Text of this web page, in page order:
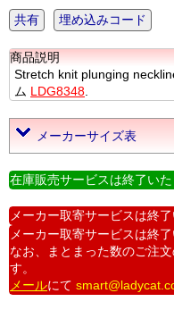
共有 埋め込みコード
商品説明
Stretch knit plunging
ム LDG8348
メーカーサイズ表
在庫販売サービスは終了い
メーカー取寄サービスは終
メーカー取寄サービスは終
なお、まとまった数のご注
す。
メールにて